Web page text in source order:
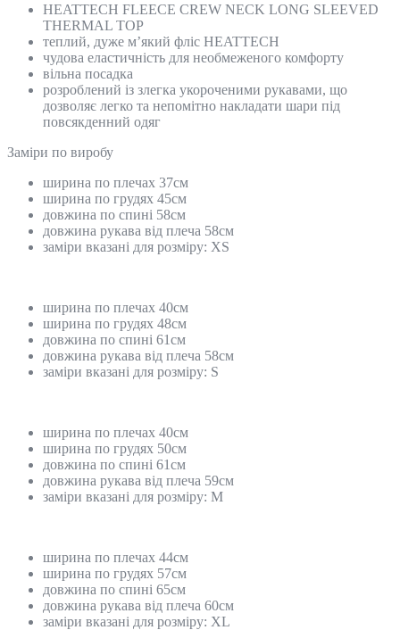
HEATTECH FLEECE CREW NECK LONG SLEEVED
THERMAL TOP
теплий, дуже м’який фліс HEATTECH
чудова еластичність для необмеженого комфорту
вільна посадка
розроблений із злегка укороченими рукавами, що
дозволяє легко та непомітно накладати шари під
повсякденний одяг
Замiри по виробу
ширина по плечах 37см
ширина по грудях 45см
довжина по спині 58см
довжина рукава від плеча 58см
заміри вказані для розміру: XS
ширина по плечах 40см
ширина по грудях 48см
довжина по спині 61см
довжина рукава від плеча 58см
заміри вказані для розміру: S
ширина по плечах 40см
ширина по грудях 50см
довжина по спині 61см
довжина рукава від плеча 59см
заміри вказані для розміру: М
ширина по плечах 44см
ширина по грудях 57см
довжина по спині 65см
довжина рукава від плеча 60см
заміри вказані для розміру: XL